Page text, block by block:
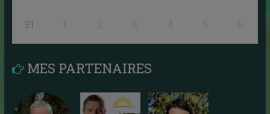
31 1 2 3 4 5 6
MES PARTENAIRES